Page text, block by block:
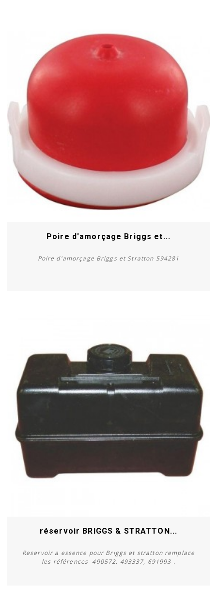
Poire d'amorçage Briggs et...
Poire d'amorçage Briggs et Stratton 594281
réservoir BRIGGS & STRATTON...
Reservoir a essence pour Briggs et stratton remplace
les références 490572, 493337, 691993 .